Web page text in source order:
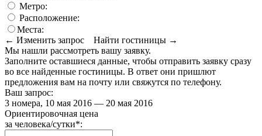
Метро:
Расположение:
Места:
← Изменить запрос
Найти гостиницы →
Мы нашли рассмотреть вашу заявку.
Заполните оставшиеся данные, чтобы отправить заявку сразу
во все найденные гостиницы. В ответ они пришлют
предложения вам на почту или свяжутся по телефону.
Ваш запрос:
3 номера, 10 мая 2016 — 20 мая 2016
Ориентировочная цена
за человека/сутки*: